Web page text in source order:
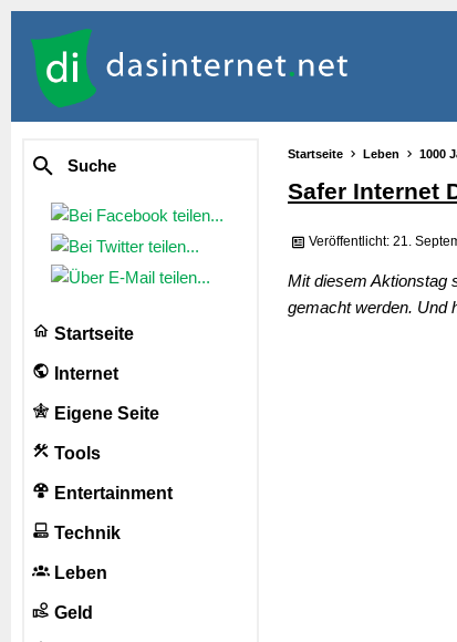
Suche
Startseite
Internet
Eigene Seite
Tools
Entertainment
Technik
Leben
Geld
Startseite Leben 1000
Safer Internet
Veröffentlicht: 21.
Mit diesem Aktionstag
gemacht werden. Und